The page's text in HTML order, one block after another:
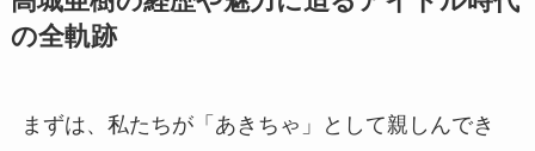
の全軌跡
まずは、私たちが「あきちゃ」として親しんでき